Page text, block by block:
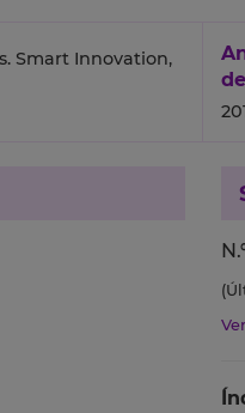
Smart Innovation,